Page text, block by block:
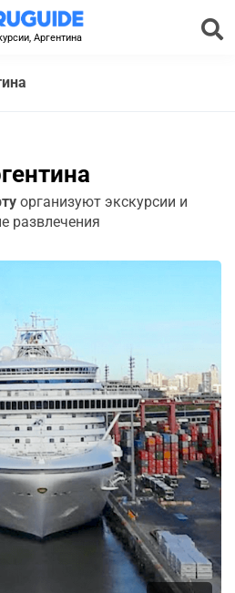
Аргентина
организуют экскурсии и
развлечения